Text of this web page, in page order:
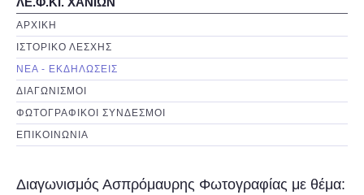
ΑΡΧΙΚΗ
ΙΣΤΟΡΙΚΟ ΛΕΣΧΗΣ
ΝΕΑ - ΕΚΔΗΛΩΣΕΙΣ
ΔΙΑΓΩΝΙΣΜΟΙ
ΦΩΤΟΓΡΑΦΙΚΟΙ ΣΥΝΔΕΣΜΟΙ
ΕΠΙΚΟΙΝΩΝΙΑ
Διαγωνισμός Ασπρόμαυρης Φωτογραφίας με θέμα: